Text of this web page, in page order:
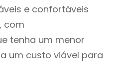
e confortáveis
com
tenha um menor
um custo viável para